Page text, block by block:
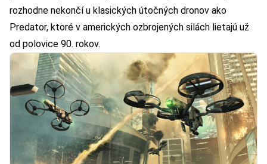
rozhodne nekončí u klasických útočných dronov ako
Predator, ktoré v amerických ozbrojených silách lietajú už
od polovice 90. rokov.